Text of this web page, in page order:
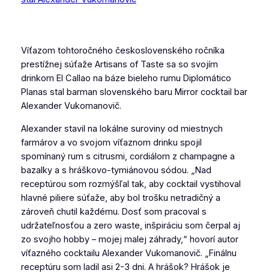
Víťazom tohtoročného československého ročníka
prestížnej súťaže Artisans of Taste sa so svojím
drinkom El Callao na báze bieleho rumu Diplomático
Planas stal barman slovenského baru Mirror cocktail bar
Alexander Vukomanovič.
Alexander stavil na lokálne suroviny od miestnych
farmárov a vo svojom víťaznom drinku spojil
spomínaný rum s citrusmi, cordiálom z champagne a
bazalky a s hráškovo-tymiánovou sódou. „Nad
receptúrou som rozmýšľal tak, aby cocktail vystihoval
hlavné piliere súťaže, aby bol trošku netradičný a
zároveň chutil každému. Dosť som pracoval s
udržateľnosťou a zero waste, inšpiráciu som čerpal aj
zo svojho hobby – mojej malej záhrady,“ hovorí autor
víťazného cocktailu Alexander Vukomanovič.
„Finálnu
receptúru som ladil asi 2-3 dni. A hrášok? Hrášok je